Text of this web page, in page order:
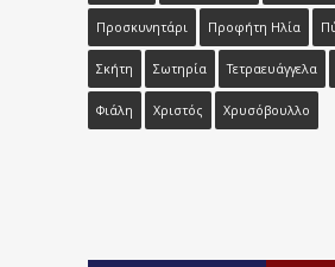
Προσκυνητάρι Προφήτη Ηλία
Σκήτη Σωτηρία Τετραευάγγελα
Φιάλη Χριστός Χρυσόβουλλο